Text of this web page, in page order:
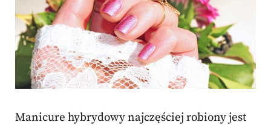
Manicure hybrydowy najczęściej robiony jest